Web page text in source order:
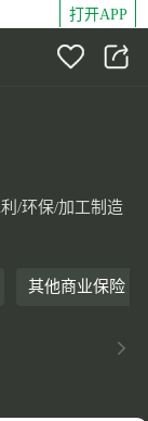
打开APP
/环保/加工制造
其他商业保险